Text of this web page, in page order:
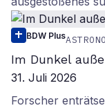
BDW Plus
Im Dunkel
31. Juli 2026
Forscher